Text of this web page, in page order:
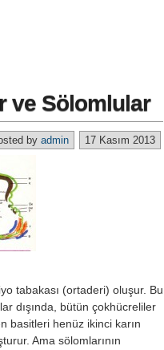
ve Sölomlular
17 Kasım 2013
by admin
tabakası (ortaderi) oluşur. Bu
dışında, bütün çokhücreliler
basitleri henüz ikinci karın
Ama sölomlarının